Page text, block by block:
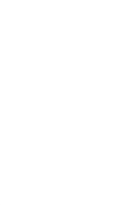
Instagram